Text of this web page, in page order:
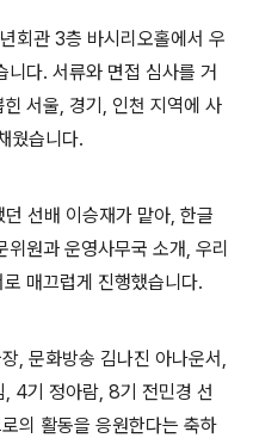
회관 3층 바시리오홀에서 우
니다. 서류와 면접 심사를 거
서울, 경기, 인천 지역에 사
웠습니다.
선배 이승재가 맡아, 한글
원과 운영사무국 소개, 우리
매끄럽게 진행했습니다.
, 문화방송 김나진 아나운서,
4기 정아람, 8기 전민경 선
의 활동을 응원한다는 축하